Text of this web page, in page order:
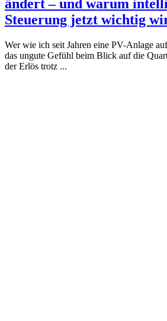
ändert – und warum
Steuerung jetzt wichtig
Wer wie ich seit Jahren eine PV-Anlage
das ungute Gefühl beim Blick auf die
der Erlös trotz ...